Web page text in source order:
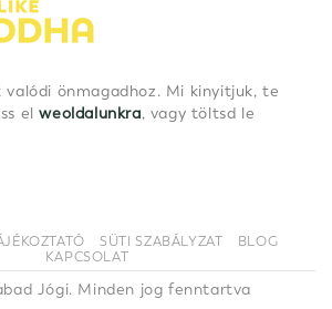
valódi önmagadhoz. Mi kinyitjuk, te
elweoldalunkra, vagy töltsd le
SÜTI SZABÁLYZAT
BLOG
KAPCSOLAT
Jógi. Minden jog fenntartva